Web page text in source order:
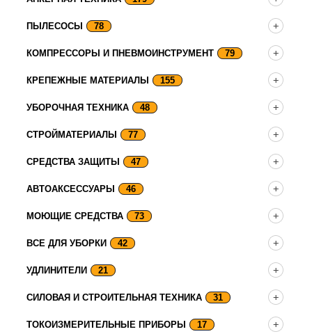
ПЫЛЕСОСЫ 78
КОМПРЕССОРЫ И ПНЕВМОИНСТРУМЕНТ 79
КРЕПЕЖНЫЕ МАТЕРИАЛЫ 155
УБОРОЧНАЯ ТЕХНИКА 48
СТРОЙМАТЕРИАЛЫ 77
СРЕДСТВА ЗАЩИТЫ 47
АВТОАКСЕССУАРЫ 46
МОЮЩИЕ СРЕДСТВА 73
ВСЕ ДЛЯ УБОРКИ 42
УДЛИНИТЕЛИ 21
СИЛОВАЯ И СТРОИТЕЛЬНАЯ ТЕХНИКА 31
ТОКОИЗМЕРИТЕЛЬНЫЕ ПРИБОРЫ 17